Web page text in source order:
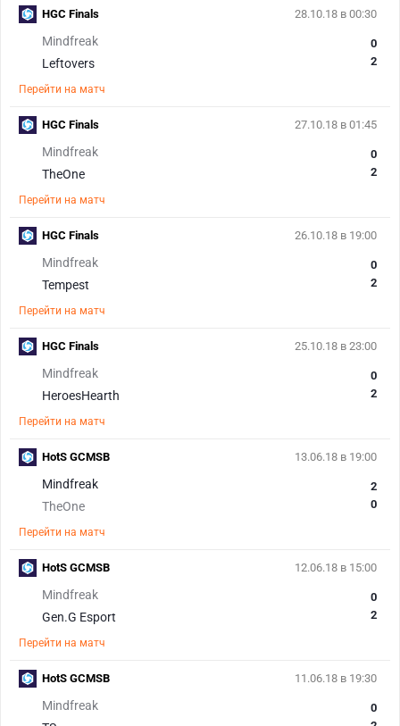
28.10.18 в 00:30
Mindfreak
Leftovers
0
2
Перейти на матч
HGC Finals
27.10.18 в 01:45
Mindfreak
TheOne
0
2
Перейти на матч
HGC Finals
26.10.18 в 19:00
Mindfreak
Tempest
0
2
Перейти на матч
HGC Finals
25.10.18 в 23:00
Mindfreak
HeroesHearth
0
2
Перейти на матч
HGC Finals
13.06.18 в 19:00
Mindfreak
TheOne
2
0
Перейти на матч
HotS GCMSB
12.06.18 в 15:00
Mindfreak
Gen.G Esport
0
2
Перейти на матч
HotS GCMSB
11.06.18 в 19:30
Mindfreak
0
HotS GCMSB